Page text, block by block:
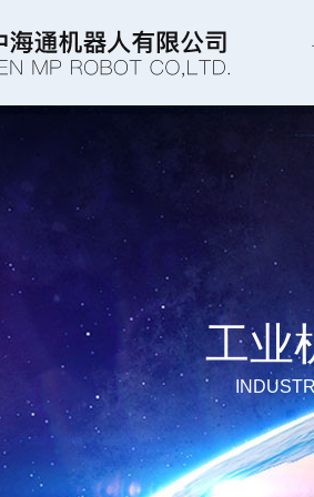
工业